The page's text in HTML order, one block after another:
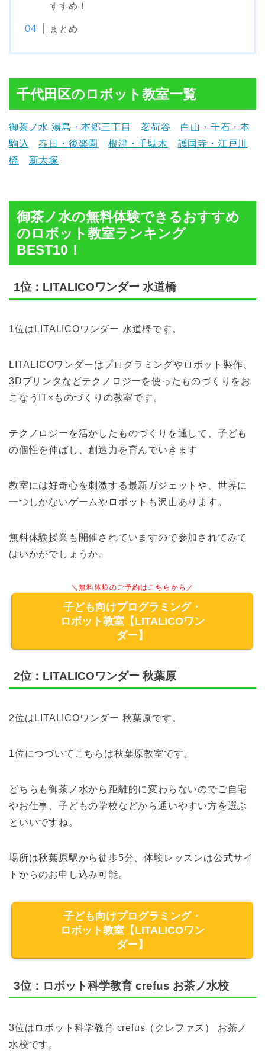
すすめ！
まとめ
千代田区のロボット教室一覧
御茶ノ水 湯島・本郷三丁目 茗荷谷
白山・千石・本
駒込
春日・後楽園 根津・千駄木
護国寺・江戸川
橋
新大塚
御茶ノ水の無料体験できるおすすめ
のロボット教室ランキング
BEST10！
1位：LITALICOワンダー 水道橋
1位はLITALICOワンダー 水道橋です。
LITALICOワンダーはプログラミングやロボット製作、
3Dプリンタなどテクノロジーを使ったものづくりをお
こなうIT×ものづくりの教室です。
テクノロジーを活かしたものづくりを通して、子ども
の個性を伸ばし、創造力を育んでいきます
教室には好奇心を刺激する最新ガジェットや、世界に
一つしかないゲームやロボットも沢山あります。
無料体験授業も開催されていますので参加されてみて
はいかがでしょうか。
＼無料体験のご予約はこちらから／
子ども向けプログラミング・
ロボット教室【LITALICOワン
ダー】
2位：LITALICOワンダー 秋葉原
2位はLITALICOワンダー 秋葉原です。
1位につづいてこちらは秋葉原教室です。
どちらも御茶ノ水から距離的に変わらないのでご自宅
やお仕事、子どもの学校などから通いやすい方を選ぶ
といいですね。
場所は秋葉原駅から徒歩5分、体験レッスンは公式サイ
トからのお申し込み可能。
子ども向けプログラミング・
ロボット教室【LITALICOワン
ダー】
3位：ロボット科学教育 crefus お茶ノ水校
3位はロボット科学教育 crefus（クレファス） お茶ノ
水校です。